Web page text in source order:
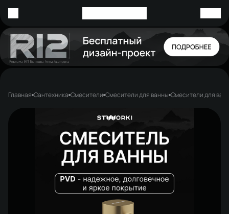
Главная Сантехника Смесители Смесители для ванны Смесители для